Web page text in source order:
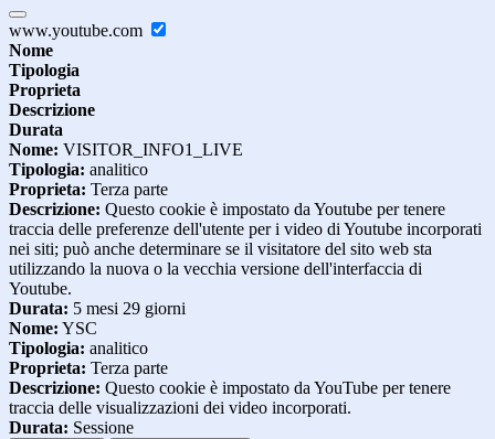
www.youtube.com
Nome
Tipologia
Proprieta
Descrizione
Durata
Nome: VISITOR_INFO1_LIVE
Tipologia: analitico
Proprieta: Terza parte
Descrizione: Questo cookie è impostato da Youtube per tenere
traccia delle preferenze dell'utente per i video di Youtube incorporati
nei siti; può anche determinare se il visitatore del sito web sta
utilizzando la nuova o la vecchia versione dell'interfaccia di
Youtube.
Durata: 5 mesi 29 giorni
Nome: YSC
Tipologia: analitico
Proprieta: Terza parte
Descrizione: Questo cookie è impostato da YouTube per tenere
traccia delle visualizzazioni dei video incorporati.
Durata: Sessione